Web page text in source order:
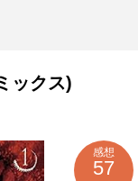
ックス)
感想
57